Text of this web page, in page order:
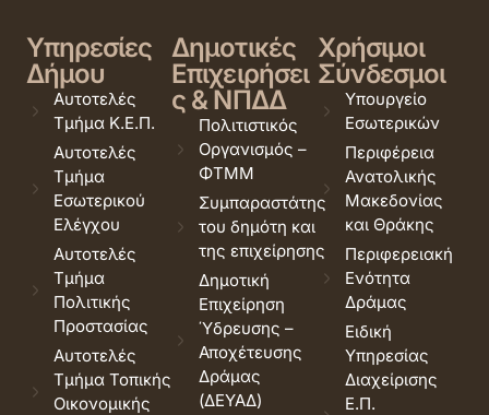
Υπηρεσίες
Δήμου
Αυτοτελές
Τμήμα Κ.Ε.Π.
Αυτοτελές
Τμήμα
Εσωτερικού
Ελέγχου
Αυτοτελές
Τμήμα
Πολιτικής
Προστασίας
Αυτοτελές
Τμήμα Τοπικής
Οικονομικής
Δημοτικές
Επιχειρήσει
ς & ΝΠΔΔ
Πολιτιστικός
Οργανισμός –
ΦΤΜΜ
Συμπαραστάτης
του δημότη και
της επιχείρησης
Δημοτική
Επιχείρηση
Ύδρευσης –
Αποχέτευσης
Δράμας
(ΔΕΥΑΔ)
Χρήσιμοι
Σύνδεσμοι
Υπουργείο
Εσωτερικών
Περιφέρεια
Ανατολικής
Μακεδονίας
και Θράκης
Περιφερειακή
Ενότητα
Δράμας
Ειδική
Υπηρεσίας
Διαχείρισης
Ε.Π.